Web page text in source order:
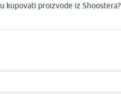
kupovati proizvode iz Shoostera?